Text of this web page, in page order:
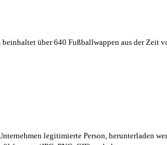
über 640 Fußballwappen aus der Zeit
legitimierte Person, herunterladen